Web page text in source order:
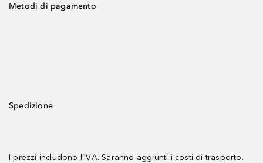
Metodi di pagamento
Spedizione
I prezzi includono l’IVA. Saranno aggiunti i costi di trasporto.